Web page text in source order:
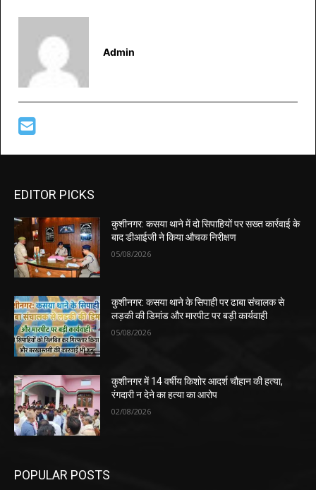
Admin
EDITOR PICKS
कुशीनगर: कसया थाने में दो सिपाहियों पर सख्त कार्रवाई के
बाद डीआईजी ने किया औचक निरीक्षण
05/08/2026
कुशीनगर: कसया थाने के सिपाही पर ढाबा संचालक से
लड़की की डिमांड और मारपीट पर बड़ी कार्यवाही
05/08/2026
कुशीनगर में 14 वर्षीय किशोर आदर्श चौहान की हत्या,
रंगदारी न देने का हत्या का आरोप
02/08/2026
POPULAR POSTS